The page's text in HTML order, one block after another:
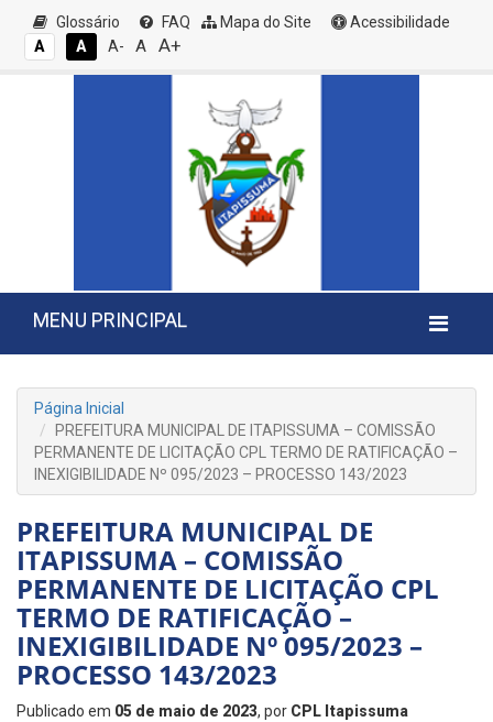
Glossário FAQ Mapa do Site
Acessibilidade
A
A A- A A+
MENU PRINCIPAL
Página Inicial
PREFEITURA MUNICIPAL DE ITAPISSUMA – COMISSÃO
PERMANENTE DE LICITAÇÃO CPL TERMO DE RATIFICAÇÃO –
INEXIGIBILIDADE Nº 095/2023 – PROCESSO 143/2023
PREFEITURA MUNICIPAL DE
ITAPISSUMA – COMISSÃO
PERMANENTE DE LICITAÇÃO CPL
TERMO DE RATIFICAÇÃO –
INEXIGIBILIDADE Nº 095/2023 –
PROCESSO 143/2023
Publicado em 05 de maio de 2023, por CPL Itapissuma